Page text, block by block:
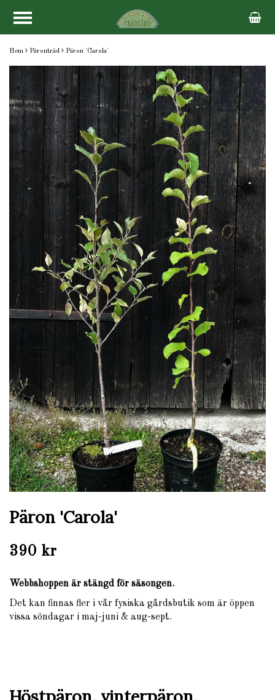
Hem Päronträd Päron 'Carola'
Päron 'Carola'
390 kr
Webbshoppen är stängd för säsongen.
Det kan finnas fler i vår fysiska gårdsbutik som är öppen
vissa söndagar i maj-juni & aug-sept.